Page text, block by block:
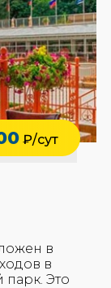
в
в
Это
₽/сут